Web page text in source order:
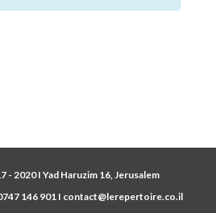
2020 I Yad Haruzim 16, Jerusalem
146 901I contact@lerepertoire.co.il